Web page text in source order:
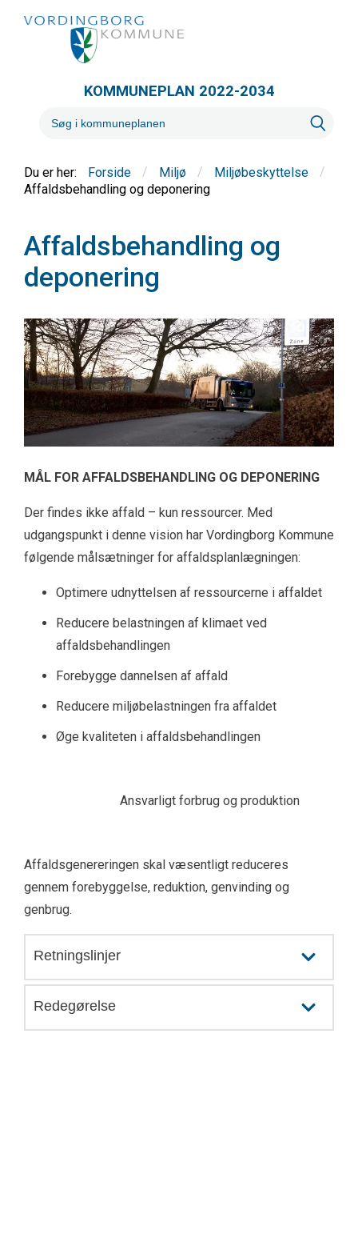
KOMMUNEPLAN 2022-2034
Forside / Miljø / Miljøbeskyttelse
/
Affaldsbehandling og deponering
Affaldsbehandling og
deponering
MÅL FOR AFFALDSBEHANDLING OG DEPONERING
Der findes ikke affald – kun ressourcer. Med
udgangspunkt i denne vision har Vordingborg Kommune
følgende målsætninger for affaldsplanlægningen:
Optimere udnyttelsen af ressourcerne i affaldet
Reducere belastningen af klimaet ved
affaldsbehandlingen
Forebygge dannelsen af affald
Reducere miljøbelastningen fra affaldet
Øge kvaliteten i affaldsbehandlingen
Affaldsgenereringen skal væsentligt reduceres
gennem forebyggelse, reduktion, genvinding og
genbrug.
Retningslinjer
Redegørelse